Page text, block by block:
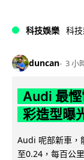
科技娛樂 科
duncan 3 小
Audi 最
彩造型曝
Audi 呢部新車，
至0.24，每百公